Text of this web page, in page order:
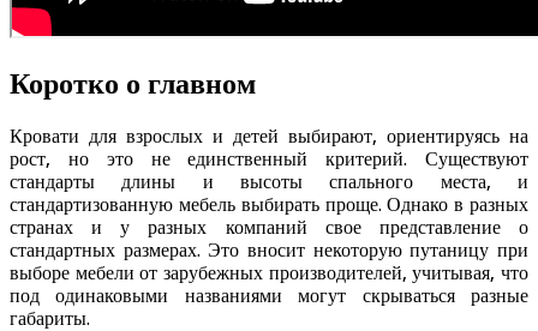
Коротко о главном
Кровати для взрослых и детей выбирают, ориентируясь на
рост, но это не единственный критерий. Существуют
стандарты длины и высоты спального места, и
стандартизованную мебель выбирать проще. Однако в разных
странах и у разных компаний свое представление о
стандартных размерах. Это вносит некоторую путаницу при
выборе мебели от зарубежных производителей, учитывая, что
под одинаковыми названиями могут скрываться разные
габариты.